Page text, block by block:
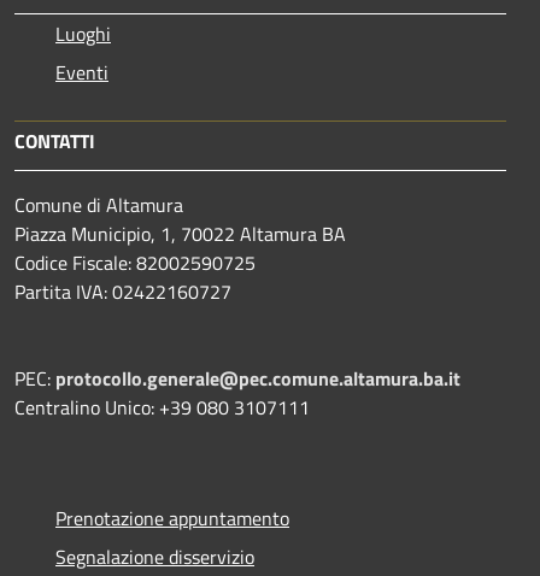
Luoghi
Eventi
CONTATTI
Comune di Altamura
Piazza Municipio, 1, 70022 Altamura BA
Codice Fiscale: 82002590725
Partita IVA: 02422160727
PEC: protocollo.generale@pec.comune.altamura.ba.it
Centralino Unico: +39 080 3107111
Prenotazione appuntamento
Segnalazione disservizio